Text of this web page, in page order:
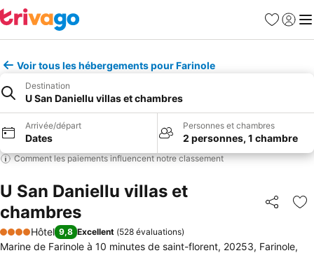
Favoris
Se
Voir tous les hébergements pour Farinole
Destination
U San Daniellu villas et chambres
Arrivée/départ
Dates
Personnes et chambres
2 personnes, 1 chambre
Comment les paiements influencent notre classement
U San Daniellu villas et
chambres
Partager
4 Étoiles
Hôtel 9,8 Excellent (528 évaluations)
Marine de Farinole à 10 minutes de saint-florent, 20253, Farinole,